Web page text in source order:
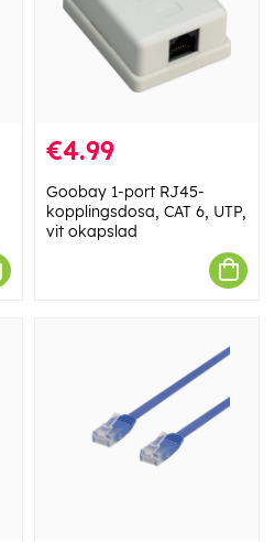
€4.99
Goobay 1-port RJ45-
kopplingsdosa, CAT 6, UTP,
vit okapslad